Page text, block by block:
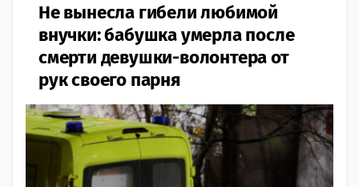
Не вынесла гибели любимой
внучки: бабушка умерла после
смерти девушки-волонтера от
рук своего парня